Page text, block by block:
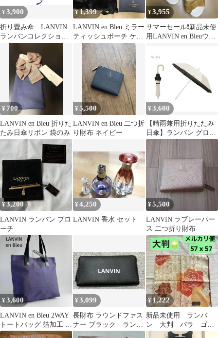
¥3,900
折り畳み傘 LANVIN
ランバンコレクション
ー 花
¥1,399
LANVIN en Bleu ミラー
ティッシュポーチ ケー
ス 3点セット 付録
¥3,955
サマーセール❗️新品未使
用LANVIN en Bleuウェ
ボン
¥ 700
LANVIN en Bleu 折りた
たみ日傘リボン 袋のみ
¥5,500
LANVIN en Bleu 二つ折
り財布 ネイビー
¥ 3,600
【晴雨兼用折りたたみ
日傘】ランバン グログ
ランリボン 遮光100
UV100
¥3,200
LANVIN ランバン ブロ
ーチ
¥4,250
LANVIN 香水 セット
¥5,500
LANVIN ラブレーパー
ス 二つ折り財布
¥3,600
LANVIN en Bleu 2WAY
トートバッグ 箔加工 キ
ャンバス A4可
¥3,099
長財布 ラウンドファス
ナー ブラック ランバ
ン
¥1,222
新品未使用 ランバ
ン 大判 バラ ゴー
ルド オレンジ 黄